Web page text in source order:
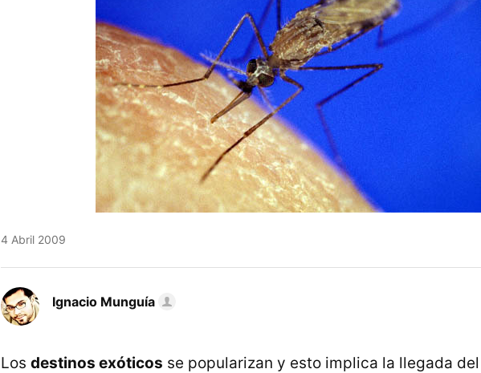
4 Abril 2009
Ignacio Munguía
Los destinos exóticos se popularizan y esto implica la llegada